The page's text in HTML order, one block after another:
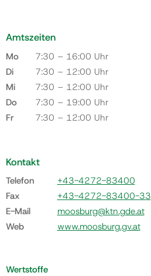
Amtszeiten
Mo
7:30 – 16:00 Uhr
Di
7:30 – 12:00 Uhr
Mi
7:30 – 12:00 Uhr
Do
7:30 – 19:00 Uhr
Fr
7:30 – 12:00 Uhr
Kontakt
Telefon
+43-4272-83400
Fax
+43-4272-83400-33
E-Mail
moosburg@ktn.gde.at
Web
www.moosburg.gv.at
Wertstoffe